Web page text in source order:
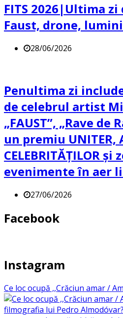
FITS 2026|Ultima
Faust, drone,
28/06/2026
Penultima zi
de celebrul artist
„FAUST”, „Rave de
un premiu UNITER,
CELEBRITĂȚILOR și
evenimente în aer
27/06/2026
Facebook
Instagram
Ce loc ocupă ,,Crăciun amar /